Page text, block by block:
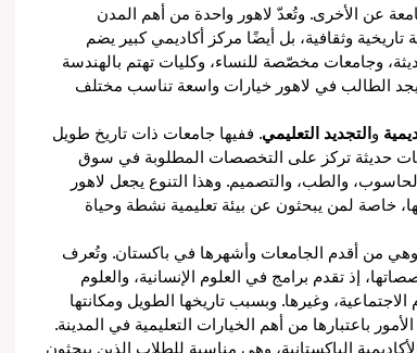
عن الأخرى. وتُعدّ لاهور واحدة من أهم المدن
وثقافية، بل أيضًا مركز أكاديمي كبير يضم
وجامعات مخصّصة للنساء، وكليات تهتم بالهندسة
يجد الطالب في لاهور خيارات واسعة تناسب مختلف
و التجديد التعليمي. ففيها جامعات ذات تاريخ طويل
حديثة تركز على التخصصات المطلوبة في سوق
والطب، والتصميم. وهذا التنوع يجعل لاهور
خاصة لمن يبحثون عن بيئة تعليمية نشطة وحياة
من أقدم الجامعات وأشهرها في باكستان. وتُعرف
إذ تقدم برامج في العلوم الإنسانية، والعلوم
الاجتماعية، وغيرها. وبسبب تاريخها الطويل ومكانتها
باعتبارها من أهم الخيارات التعليمية في المدينة.
الباكستانية، وهي مناسبة للطلاب الذين يبحثون